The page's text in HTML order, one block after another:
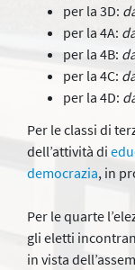
per la 3D:
per la 4A:
per la 4B:
per la 4C:
per la 4D:
Per le classi di
dell’attività di
democrazia, in
Per le quarte
gli eletti
in vista